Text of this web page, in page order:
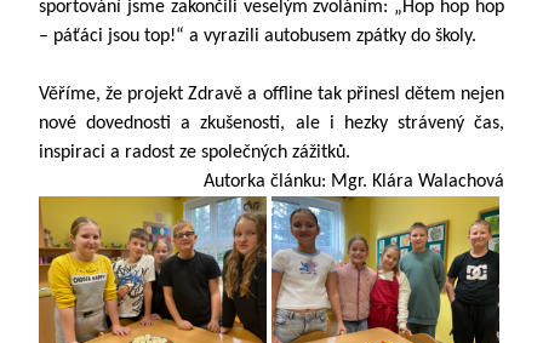
sportování jsme zakončili veselým zvoláním: „Hop hop hop
– páťáci jsou top!“ a vyrazili autobusem zpátky do školy.
Věříme, že projekt Zdravě a offline tak přinesl dětem nejen
nové dovednosti a zkušenosti, ale i hezky strávený čas,
inspiraci a radost ze společných zážitků.
Autorka článku: Mgr. Klára Walachová